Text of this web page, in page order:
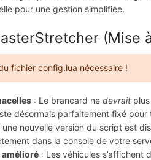
pour une gestion simplifiée.
(Mise
fichier config.lua nécessaire !
: Le brancard nedevrait
désormais parfaitement fixé
une nouvelle version du script est
dans la console de votre
: Les véhicules s’affichent